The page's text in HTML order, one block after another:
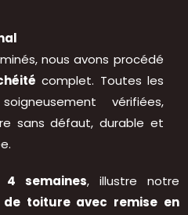
nous avons procédé
complet. Toutes les
vérifiées,
sans défaut, durable et
4 semaines, illustre notre
de toiture avec remise en